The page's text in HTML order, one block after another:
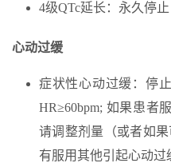
4级QTc延长：永久停止
心动过缓
症状性心动过缓：停
HR≥60bpm; 如果患者
请调整剂量（或者如
有服用其他引起心动过